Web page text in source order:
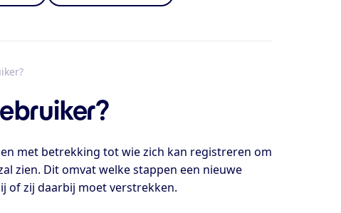
met betrekking tot wie zich kan registreren om
zien. Dit omvat welke stappen een nieuwe
of zij daarbij moet verstrekken.